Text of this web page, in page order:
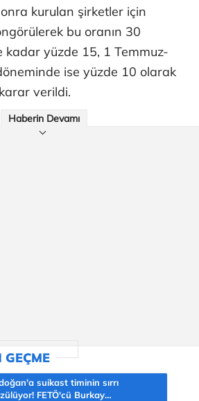
kurulan şirketler için
bu oranın 30
yüzde 15, 1 Temmuz-
ise yüzde 10 olarak
verildi.
Haberin Devamı
suikast timinin sırrı
FETÖ'cü Burkay